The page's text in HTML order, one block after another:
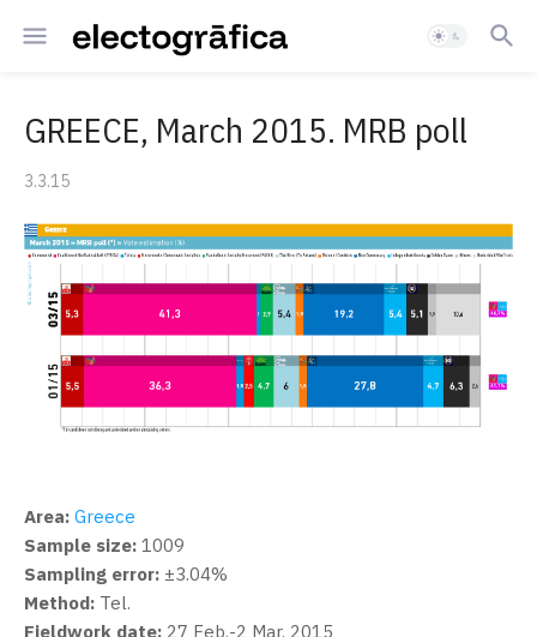
GREECE, March 2015. MRB poll
3.3.15
Area: Greece
Sample size: 1009
Sampling error: ±3.04%
Method: Tel.
Fieldwork date: 27 Feb.-2 Mar. 2015